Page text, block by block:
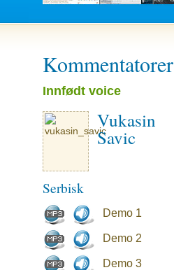
Kommentatorer
Innfødt voice
Vukasin
Savic
Serbisk
Demo 1
Demo 2
Demo 3